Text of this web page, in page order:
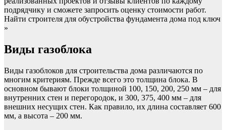
подрядчику и сможете запросить оценку стоимости работ.
Найти строителя для обустройства фундамента дома под ключ
»
Виды газоблока
Виды газоблоков для строительства дома различаются по
многим критериям. Прежде всего это толщина блока. В
основном бывают блоки толщиной 100, 150, 200, 250 мм – для
внутренних стен и перегородок, и 300, 375, 400 мм – для
внешних несущих стен. Как правило, их длина составляет 600
мм, а высота – 200 мм.